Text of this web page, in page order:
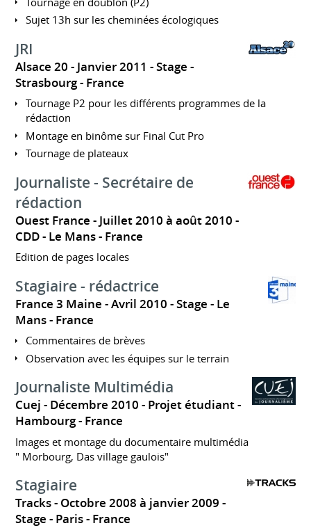
Sujet 13h sur les cheminées écologiques
JRI
Alsace 20 Janvier 2011 Stage
Strasbourg
France
Tournage P2 pour les différents programmes de la
rédaction
Montage en binôme sur Final Cut Pro
Tournage de plateaux
Journaliste - Secrétaire de
rédaction
Ouest France
Juillet 2010 à août 2010
CDD
Le Mans France
Edition de pages locales
Stagiaire - rédactrice
France 3 Maine Avril 2010 Stage
Le
Mans
France
Commentaires de brèves
Observation avec les équipes sur le terrain
Journaliste Multimédia
Cuej Décembre 2010 Projet étudiant
Hambourg
France
Images et montage du documentaire multimédia
" Morbourg, Das village gaulois"
Stagiaire
Tracks
Octobre 2008 à janvier 2009
Stage
Paris France